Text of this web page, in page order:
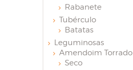
Rabanete
Tubérculo
Batatas
Leguminosas
Amendoim Torrado
Seco